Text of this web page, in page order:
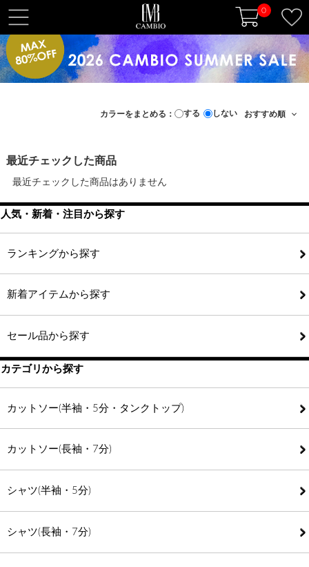
0
t
o
g
l
v
i
g
a
t
i
o
カラーをまとめる： する しない
最近チェックした商品
最近チェックした商品はありません
人気・新着・注目から探す
ランキングから探す
新着アイテムから探す
セール品から探す
カテゴリから探す
カットソー(半袖・5分・タンクトップ)
カットソー(長袖・7分)
シャツ(半袖・5分)
シャツ(長袖・7分)